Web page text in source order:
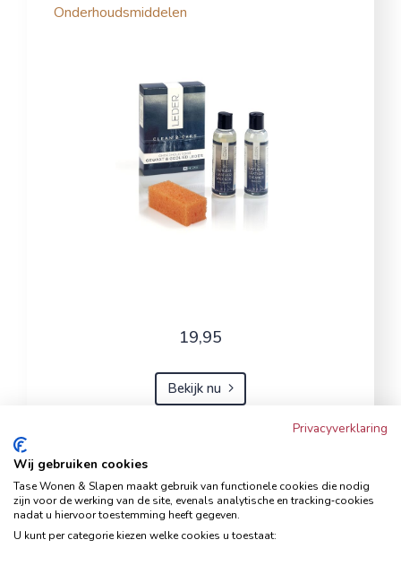
Onderhoudsmiddelen
19,95
Bekijk nu
Hoekbank Famanti lichtgrijs
rechts
Hoekbanken
Privacyverklaring
Wij gebruiken cookies
Tase Wonen & Slapen maakt gebruik van functionele cookies die nodig
zijn voor de werking van de site, evenals analytische en tracking‑cookies
nadat u hiervoor toestemming heeft gegeven.
U kunt per categorie kiezen welke cookies u toestaat: